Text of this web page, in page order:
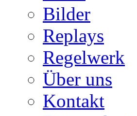
Bilder
Replays
Regelwerk
Über uns
Kontakt